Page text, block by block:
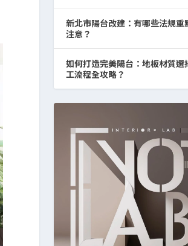
新北市陽台改建：有哪些法規重
注意？
如何打造完美陽台：地板材質選
工流程全攻略？